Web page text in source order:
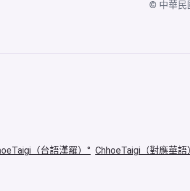
© 中華民
（台語漢羅） ChhoeTaigi（對應華語